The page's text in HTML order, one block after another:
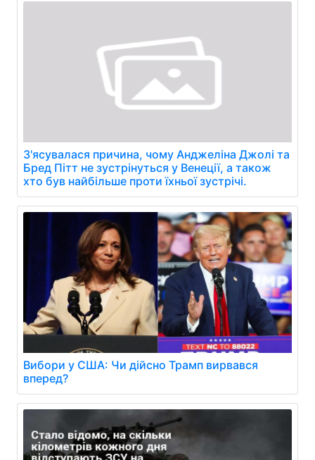
З'ясувалася причина, чому Анджеліна Джолі та
Бред Пітт не зустрінуться у Венеції, а також
хто був найбільше проти їхньої зустрічі.
Вибори у США: Чи дійсно Трамп вирвався
вперед?